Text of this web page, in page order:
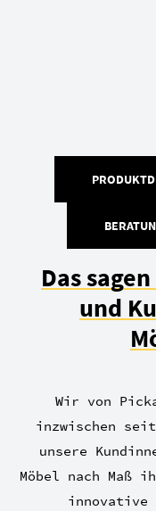
Das
und
Wir von
inzwischen
unsere
Möbel nach Maß
innovative